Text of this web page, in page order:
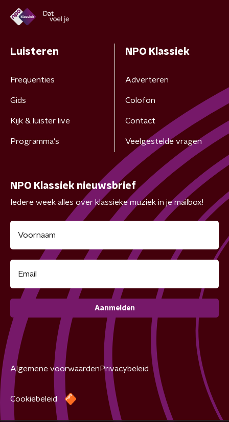
Luisteren
Frequenties
Gids
Kijk & luister live
Programma's
NPO Klassiek
Adverteren
Colofon
Contact
Veelgestelde vragen
NPO Klassiek nieuwsbrief
Iedere week alles over klassieke muziek in je mailbox!
Aanmelden
Algemene voorwaarden Privacybeleid
Cookiebeleid